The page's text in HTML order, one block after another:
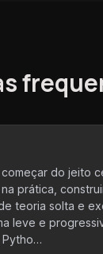
do jeito
prática,
teoria solta e
leve e
Pytho…